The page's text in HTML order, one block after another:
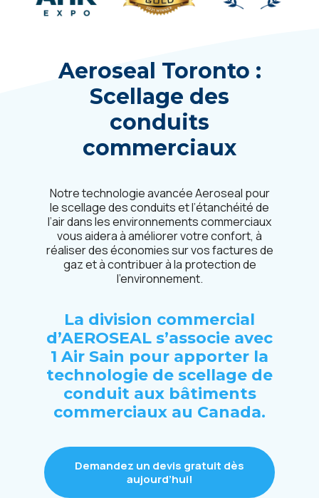
Aeroseal Toronto :
Scellage des
conduits
commerciaux
Notre technologie avancée Aeroseal pour
le scellage des conduits et l’étanchéité de
l’air dans les environnements commerciaux
vous aidera à améliorer votre confort, à
réaliser des économies sur vos factures de
gaz et à contribuer à la protection de
l’environnement.
La division commercial
d’AEROSEAL s’associe avec
1 Air Sain pour apporter la
technologie de scellage de
conduit aux bâtiments
commerciaux au Canada.
Demandez un devis gratuit dès
aujourd’hui!